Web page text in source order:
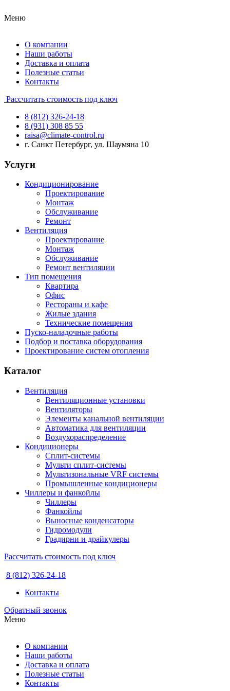
Меню
О компании
Наши работы
Доставка и оплата
Полезные статьи
Контакты
Рассчитать стоимость под ключ
8 (812) 326-24-18
8 (931) 308 85 55
raisa@climate-control.ru
г. Санкт Петербург, ул. Шаумяна 10
Услуги
Кондиционирование
Проектирование
Монтаж
Обслуживание
Ремонт
Вентиляция
Проектирование
Монтаж
Обслуживание
Ремонт вентиляции
Тип помещения
Квартира
Офис
Рестораны и кафе
Жилые здания
Технические помещения
Пуско-наладочные работы
Подбор и поставка оборудования
Проектирование систем отопления
Каталог
Вентиляция
Вентиляционные установки
Вентиляторы
Элементы канальной вентиляции
Автоматика для вентиляции
Воздухораспределение
Кондиционеры
Сплит-системы
Мульти сплит-системы
Мультизональные VRF системы
Промышленные кондиционеры
Чиллеры и фанкойлы
Чиллеры
Фанкойлы
Выносные конденсаторы
Гидромодули
Градирни и драйкулеры
Рассчитать стоимость под ключ
8 (812) 326-24-18
Контакты
Обратный звонок
Меню
О компании
Наши работы
Доставка и оплата
Полезные статьи
Контакты